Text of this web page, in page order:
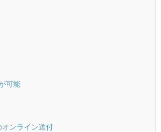
可能
ンライン送付